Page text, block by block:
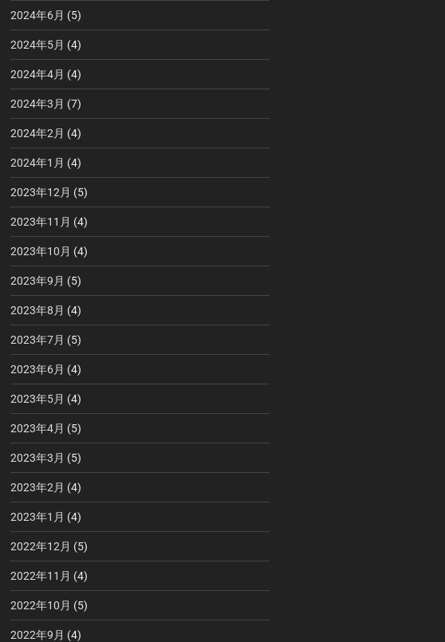
2024年6月 (5)
2024年5月 (4)
2024年4月 (4)
2024年3月 (7)
2024年2月 (4)
2024年1月 (4)
2023年12月 (5)
2023年11月 (4)
2023年10月 (4)
2023年9月 (5)
2023年8月 (4)
2023年7月 (5)
2023年6月 (4)
2023年5月 (4)
2023年4月 (5)
2023年3月 (5)
2023年2月 (4)
2023年1月 (4)
2022年12月 (5)
2022年11月 (4)
2022年10月 (5)
2022年9月 (4)